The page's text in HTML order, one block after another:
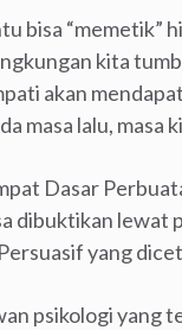
bisa “memetik”
kita
akan
masa lalu, masa
Dasar
dibuktikan lewat
yang
psikologi yang